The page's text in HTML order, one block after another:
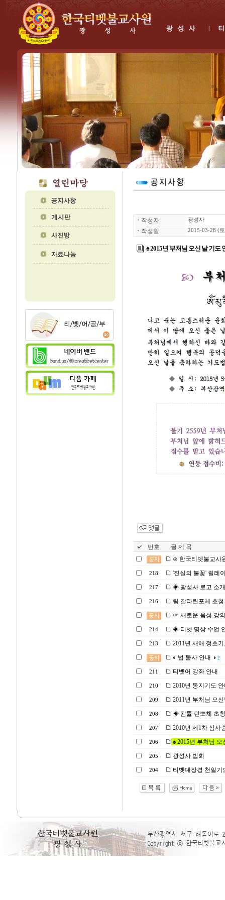
ㆍ 작성자 광성사
ㆍ 작성일 2015-03-28 (
♠ 2015년 부처님 오신 날 기도
번호
글 제 목
⊙ 한국티벳불교사
218 '진실의 불꽃' 릴레
217 ◈ 광성사 로고 소개
216
링 갈라린포체 초
☞ 새로운 음성 강
214 ◈ 티벳 명상 수업
213
2011년 새해 정초
◐ 법 불사 안내 ◑ 2
211 티벳어 강좌 안내
210 2010년 동지기도
209 2011년 부처님 오
208 ◈ 캄튤 린뽀체 초
207 2010년 제1차 삼사
206 ♠ 2015년 부처님
205 광성사 법회
204 티벳대장경 천일기